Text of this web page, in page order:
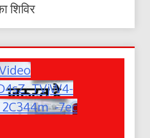
शिविर
7ec